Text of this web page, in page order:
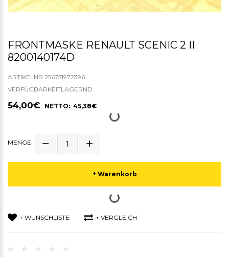
FRONTMASKE RENAULT SCENIC 2 II
8200140174D
ARTIKELNR.256751972396
VERFÜGBARKEITLAGERND
54,00€ NETTO: 45,38€
MENGE
+ Warenkorb
+ WUNSCHLISTE + VERGLEICH